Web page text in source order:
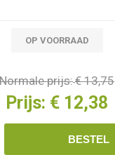
OP VOORRAAD
Normale prijs:€ 13,75
Prijs: € 12,38
BESTEL